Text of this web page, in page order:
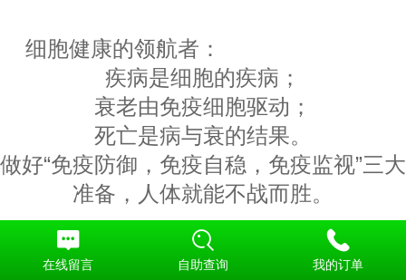
细胞健康的领航者：
疾病是细胞的疾病；
衰老由免疫细胞驱动；
死亡是病与衰的结果。
做好“免疫防御，免疫自稳，免疫监视”三大
准备，人体就能不战而胜。
在线留言 自助查询 我的订单